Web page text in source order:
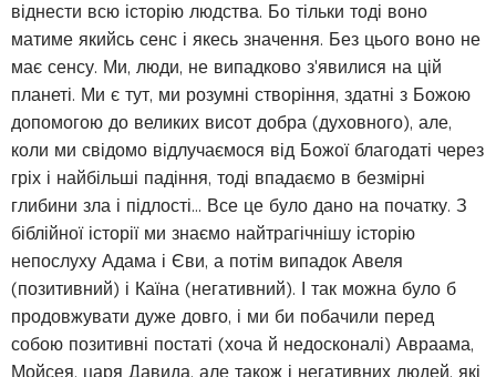
віднести всю історію людства. Бо тільки тоді воно
матиме якийсь сенс і якесь значення. Без цього воно не
має сенсу. Ми, люди, не випадково з'явилися на цій
планеті. Ми є тут, ми розумні створіння, здатні з Божою
допомогою до великих висот добра (духовного), але,
коли ми свідомо відлучаємося від Божої благодаті через
гріх і найбільші падіння, тоді впадаємо в безмірні
глибини зла і підлості… Все це було дано на початку. З
біблійної історії ми знаємо найтрагічнішу історію
непослуху Адама і Єви, а потім випадок Авеля
(позитивний) і Каїна (негативний). І так можна було б
продовжувати дуже довго, і ми би побачили перед
собою позитивні постаті (хоча й недосконалі) Авраама,
Мойсея, царя Давида, але також і негативних людей, які